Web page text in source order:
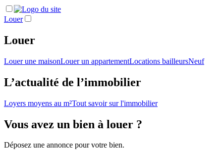
Louer
Louer
Louer une maisonLouer un appartementLocations bailleursNeuf
L’actualité de l’immobilier
Loyers moyens au m²Tout savoir sur l'immobilier
Vous avez un bien à louer ?
Déposez une annonce pour votre bien.